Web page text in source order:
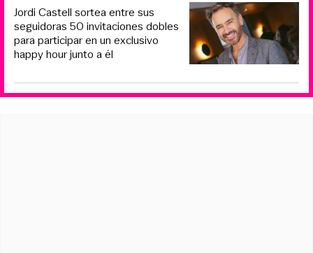
Jordi Castell sortea entre sus
seguidoras 50 invitaciones dobles
para participar en un exclusivo
happy hour junto a él